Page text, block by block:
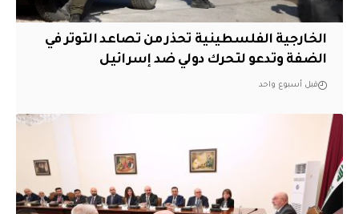
الخارجية الفلسطينية تحذر من تصاعد التوتر في
الضفة وتدعو لتحرك دولي ضد إسرائيل
قبل أسبوع واحد